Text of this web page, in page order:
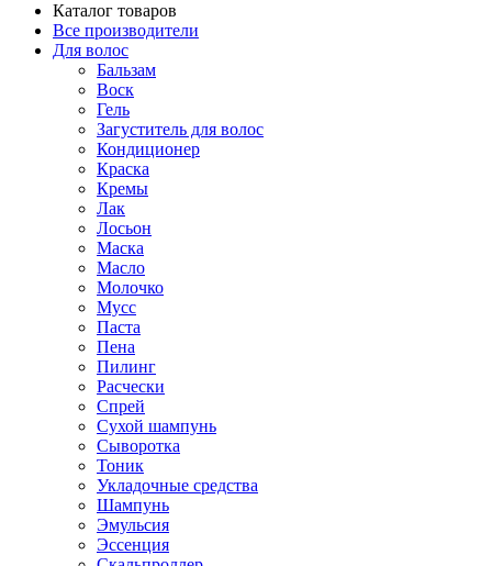
Каталог товаров
Все производители
Для волос
Бальзам
Воск
Гель
Загуститель для волос
Кондиционер
Краска
Кремы
Лак
Лосьон
Маска
Масло
Молочко
Мусс
Паста
Пена
Пилинг
Расчески
Спрей
Сухой шампунь
Сыворотка
Тоник
Укладочные средства
Шампунь
Эмульсия
Эссенция